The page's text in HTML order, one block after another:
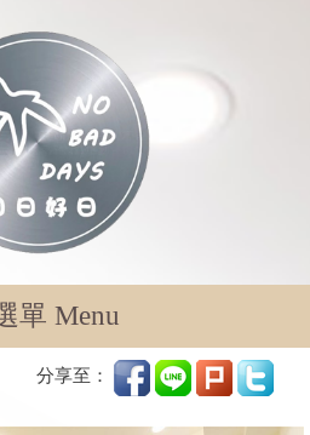
單 Menu
分享至：